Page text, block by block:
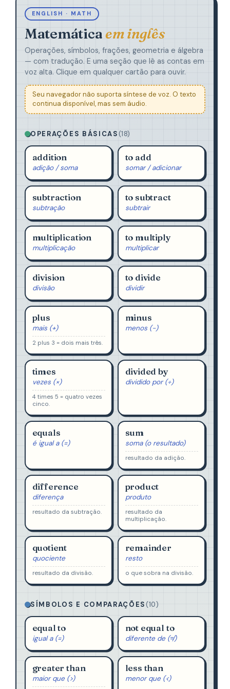
ENGLISH · MATH
Matemáticaem inglês
Operações, símbolos, frações, geometria e álgebra
— com tradução. E uma seção que lê as contas em
voz alta. Clique em qualquer cartão para ouvir.
Seu navegador não suporta síntese de voz. O texto
continua disponível, mas sem áudio.
OPERAÇÕES BÁSICAS(18)
addition
adição / soma
to add
somar / adicionar
subtraction
subtração
to subtract
subtrair
multiplication
multiplicação
to multiply
multiplicar
division
divisão
to divide
dividir
plus
mais (+)
2 plus 3 = dois mais três.
minus
menos (−)
times
vezes (×)
4 times 5 = quatro vezes
cinco.
divided by
dividido por (÷)
equals
é igual a (=)
sum
soma (o resultado)
resultado da adição.
difference
diferença
resultado da subtração.
product
produto
resultado da
multiplicação.
quotient
quociente
resultado da divisão.
remainder
resto
o que sobra na divisão.
SÍMBOLOS E COMPARAÇÕES(10)
equal to
igual a (=)
not equal to
diferente de (≠)
greater than
maior que (>)
less than
menor que (<)